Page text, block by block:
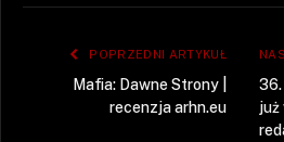
POPRZEDNI ARTYKUŁ
Mafia: Dawne Strony |
recenzja arhn.eu
36.
już